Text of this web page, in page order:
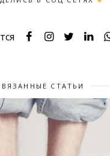
СТАТЬИ